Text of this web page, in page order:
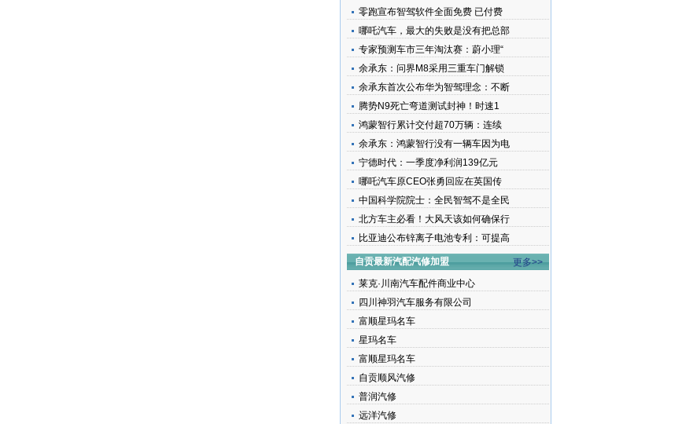
零跑宣布智驾软件全面免费 已付费
哪吒汽车，最大的失败是没有把总部
专家预测车市三年淘汰赛：蔚小理“
余承东：问界M8采用三重车门解锁
余承东首次公布华为智驾理念：不断
腾势N9死亡弯道测试封神！时速1
鸿蒙智行累计交付超70万辆：连续
余承东：鸿蒙智行没有一辆车因为电
宁德时代：一季度净利润139亿元
哪吒汽车原CEO张勇回应在英国传
中国科学院院士：全民智驾不是全民
北方车主必看！大风天该如何确保行
比亚迪公布锌离子电池专利：可提高
自贡最新汽配汽修加盟
更多>>
莱克·川南汽车配件商业中心
四川神羽汽车服务有限公司
富顺星玛名车
星玛名车
富顺星玛名车
自贡顺风汽修
普润汽修
远洋汽修